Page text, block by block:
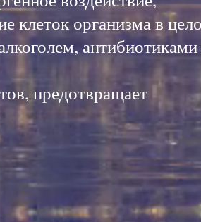
клеток организма в
предотвращает